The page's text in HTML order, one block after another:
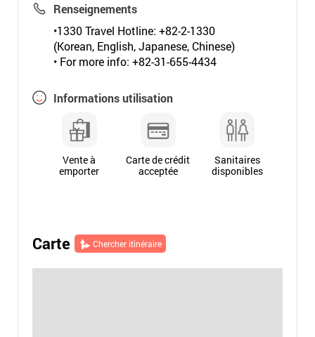
Renseignements
•1330 Travel Hotline: +82-2-1330
(Korean, English, Japanese, Chinese)
• For more info: +82-31-655-4434
Informations utilisation
Vente à
emporter
Carte de crédit
acceptée
Sanitaires
disponibles
Carte Chercher itinéraire